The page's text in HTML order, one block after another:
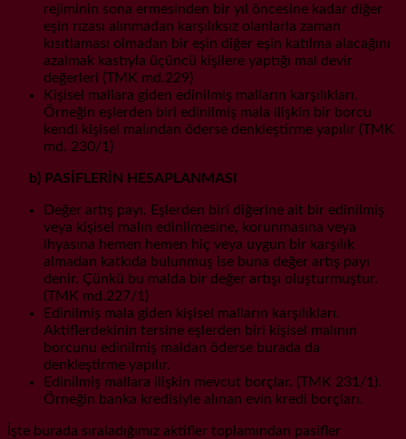
rejiminin sona ermesinden bir yıl öncesine kadar diğer
eşin rızası alınmadan karşılıksız olanlarla zaman
kısıtlaması olmadan bir eşin diğer eşin katılma alacağını
azalmak kastıyla üçüncü kişilere yaptığı mal devir
değerleri (TMK md.229)
Kişisel mallara giden edinilmiş malların karşılıkları.
Örneğin eşlerden biri edinilmiş mala ilişkin bir borcu
kendi kişisel malından öderse denkleştirme yapılır (TMK
md. 230/1)
b) PASİFLERİN HESAPLANMASI
Değer artış payı. Eşlerden biri diğerine ait bir edinilmiş
veya kişisel malın edinilmesine, korunmasına veya
ihyasına hemen hemen hiç veya uygun bir karşılık
almadan katkıda bulunmuş ise buna değer artış payı
denir. Çünkü bu malda bir değer artışı oluşturmuştur.
(TMK md.227/1)
Edinilmiş mala giden kişisel malların karşılıkları.
Aktiflerdekinin tersine eşlerden biri kişisel malının
borcunu edinilmiş maldan öderse burada da
denkleştirme yapılır.
Edinilmiş mallara ilişkin mevcut borçlar. (TMK 231/1).
Örneğin banka kredisiyle alınan evin kredi borçları.
İşte burada sıraladığımız aktifler toplamından pasifler